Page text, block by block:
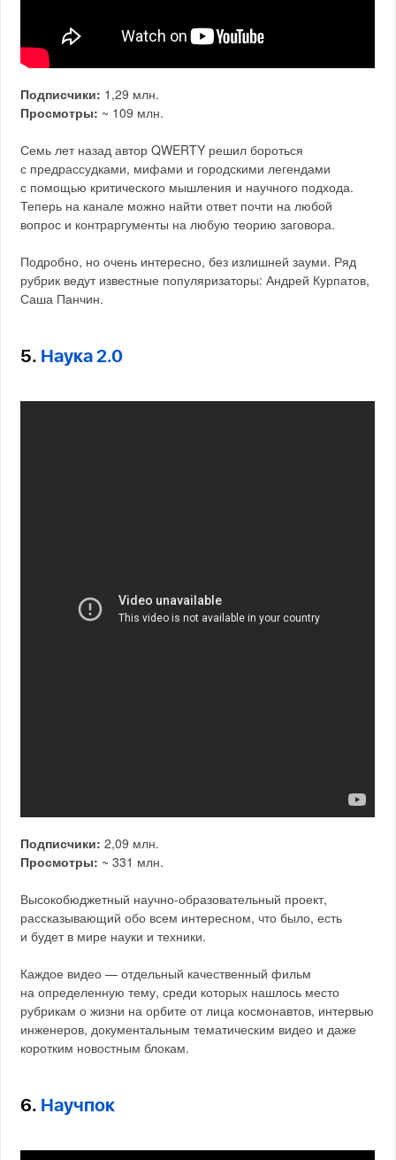
Подписчики: 1,29 млн.
Просмотры: ~ 109 млн.
Семь лет назад автор QWERTY решил бороться
с предрассудками, мифами и городскими легендами
с помощью критического мышления и научного подхода.
Теперь на канале можно найти ответ почти на любой
вопрос и контраргументы на любую теорию заговора.
Подробно, но очень интересно, без излишней зауми. Ряд
рубрик ведут известные популяризаторы: Андрей Курпатов,
Саша Панчин.
5. Наука 2.0
Подписчики: 2,09 млн.
Просмотры: ~ 331 млн.
Высокобюджетный научно-образовательный проект,
рассказывающий обо всем интересном, что было, есть
и будет в мире науки и техники.
Каждое видео — отдельный качественный фильм
на определенную тему, среди которых нашлось место
рубрикам о жизни на орбите от лица космонавтов, интервью
инженеров, документальным тематическим видео и даже
коротким новостным блокам.
6. Научпок